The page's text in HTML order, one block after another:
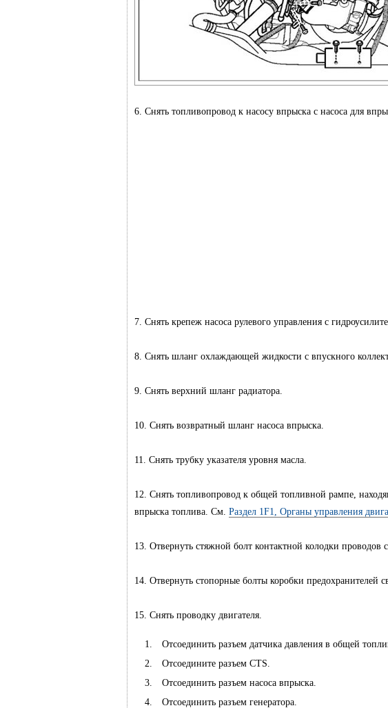
6. Снять топливопровод к насосу впрыска с насоса для
7. Снять крепеж насоса рулевого управления с
8. Снять шланг охлаждающей жидкости с впускного
9. Снять верхний шланг радиатора.
10. Снять возвратный шланг насоса впрыска.
11. Снять трубку указателя уровня масла.
12. Снять топливопровод к общей топливной рампе,
впрыска топлива. См. Раздел 1F1, Органы управления
13. Отвернуть стяжной болт контактной колодки проводов
14. Отвернуть стопорные болты коробки предохранителей
15. Снять проводку двигателя.
Отсоединить разъем датчика давления в общей
Отсоедините разъем CTS.
Отсоединить разъем насоса впрыска.
Отсоединить разъем генератора.